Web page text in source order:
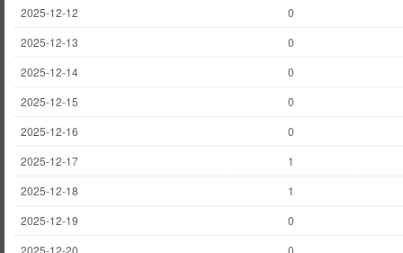
2025-12-12
0
2025-12-13
0
2025-12-14
0
2025-12-15
0
2025-12-16
0
2025-12-17
1
2025-12-18
1
2025-12-19
0